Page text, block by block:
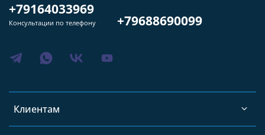
Клиентам
+79164033969
Консультации по телефону +79688690099